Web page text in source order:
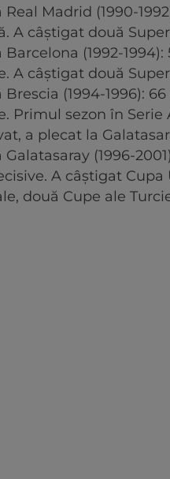
Real Madrid (1990-
A câștigat două
Barcelona (1992-
A câștigat două
Brescia (1994-1996):
Primul sezon în Serie
a plecat la
Galatasaray (1996-
A câștigat
două Cupe ale